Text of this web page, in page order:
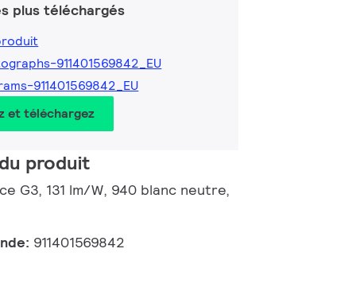
plus téléchargés
911401569842_EU
911401569842_EU
et téléchargez
produit
G3, 131 lm/W, 940 blanc neutre,
911401569842